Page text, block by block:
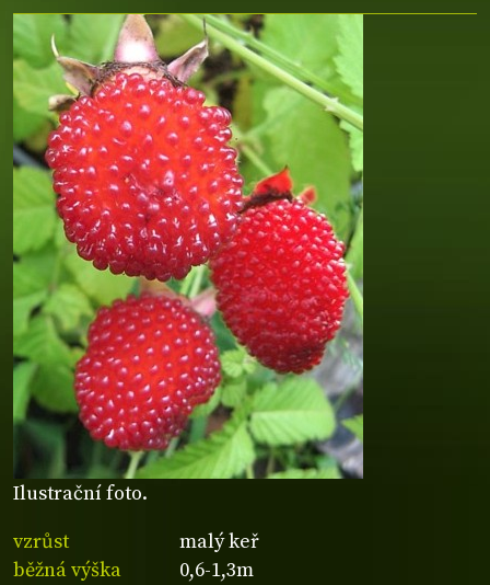
Ilustrační foto.
vzrůst
malý keř
běžná výška
0,6-1,3m